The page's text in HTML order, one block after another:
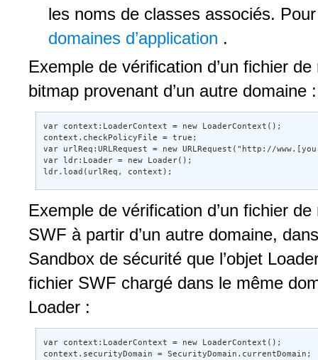
les noms de classes associés.
domaines d’application .
Exemple de vérification d’un fichier
bitmap provenant d’un autre domaine :
var context:LoaderContext = new LoaderContext();
context.checkPolicyFile = true;
var urlReq:URLRequest = new URLRequest("http://
var ldr:Loader = new Loader();
ldr.load(urlReq, context);
Exemple de vérification d’un fichier
SWF à partir d’un autre domaine,
Sandbox de sécurité que l’objet
fichier SWF chargé dans le même
Loader :
var context:LoaderContext = new LoaderContext();
context.securityDomain = SecurityDomain.currentDomain;